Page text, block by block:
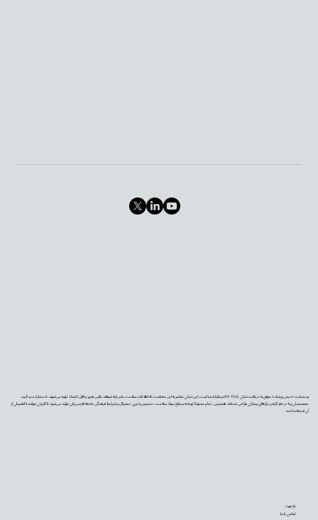
وب‌سایت «دیجی‌پزشک» موفق به دریافت نشان PIF TICK بریتانیا شده است. این نشان معتبر به این معناست که اطلاعات سلامت ما بر پایه شواهد علمی به‌روز و قابل اعتماد تهیه می‌شوند، با مشارکت و تأیید
متخصصان و با در نظر گرفتن نیازهای بیماران طراحی شده‌اند. همچنین، تمام محتوا با توجه به سطح سواد سلامت، دسترس‌پذیری دیجیتال و شرایط فرهنگی جامعه فارسی‌زبان تولید می‌شود تا کاربران بتوانند با اطمینان از
آن استفاده کنند.
بازخورد
تماس با ما